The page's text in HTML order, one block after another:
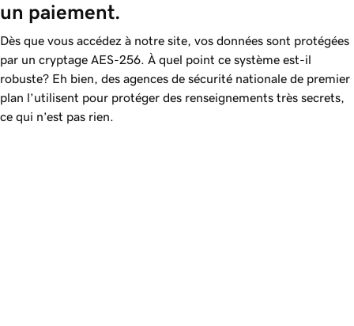
un paiement.
Dès que vous accédez à notre site, vos données sont protégées
par un cryptage AES-256. À quel point ce système est-il
robuste? Eh bien, des agences de sécurité nationale de premier
plan l’utilisent pour protéger des renseignements très secrets,
ce qui n’est pas rien.